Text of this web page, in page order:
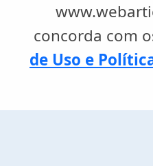
concorda com
de Uso e